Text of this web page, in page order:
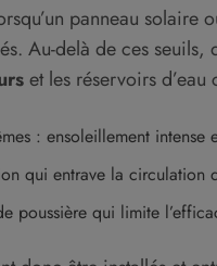
panneau
Au-delà de ces seuils,
et les réservoirs
: ensoleillement intense
qui entrave la circulation
poussière qui limite